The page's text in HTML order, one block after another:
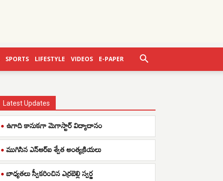
SPORTS LIFESTYLE VIDEOS E-PAPER
Latest Updates
ఉగాది కానుకగా మెగాస్టార్ విద్యాదానం
ముగిసిన ఎన్ఆర్ఐ శ్వేత అంత్యక్రియలు
బాధ్యతలు స్వీకరించిన ఎర్రబెల్లి స్వర్ణ